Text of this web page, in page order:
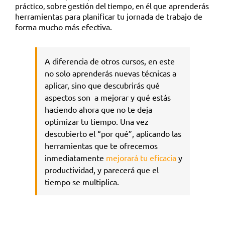
práctico, sobre gestión del tiempo, en él que aprenderás
herramientas para planificar tu jornada de trabajo de
forma mucho más efectiva.
A diferencia de otros cursos, en este
no solo aprenderás nuevas técnicas a
aplicar, sino que descubrirás qué
aspectos son a mejorar y qué estás
haciendo ahora que no te deja
optimizar tu tiempo. Una vez
descubierto el “por qué”, aplicando las
herramientas que te ofrecemos
inmediatamente mejorará tu eficacia y
productividad, y parecerá que el
tiempo se multiplica.